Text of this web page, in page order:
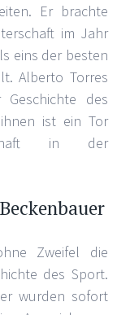
Er brachte
im Jahr
eins der besten
Alberto Torres
des
ist ein Tor
in der
Zweifel die
des Sport.
wurden sofort